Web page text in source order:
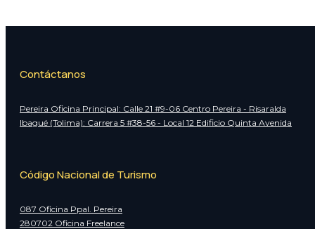
Contáctanos
Pereira Oficina Principal: Calle 21 #9-06 Centro Pereira - Risaralda
Ibagué (Tolima): Carrera 5 #38-56 - Local 12 Edificio Quinta Avenida
Código Nacional de Turismo
087 Oficina Ppal. Pereira
280702 Oficina Freelance